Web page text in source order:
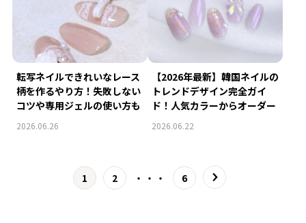
転写ネイルできれいなレース
柄を作るやり方！失敗しない
コツや専用ジェルの使い方も
解説
2026.06.26
【2026年最新】韓国ネイルの
トレンドデザイン完全ガイ
ド！人気カラーからオーダー
のコツまで
2026.06.22
1 2 6